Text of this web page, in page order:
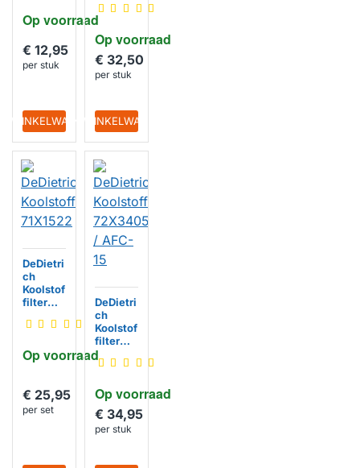
Op voorraad
€ 12,95
per stuk
WINKELWAGEN
Op voorraad
4 (2St.)
€ 32,50
per stuk
IN WINKELWAGEN
Op voorraad
DeDietri
ch
Koolstof
filter
€ 25,95
per set
Op voorraad
DeDietri
ch
Koolstof
filter
72X340
5 / AFC-
€ 34,95
per stuk